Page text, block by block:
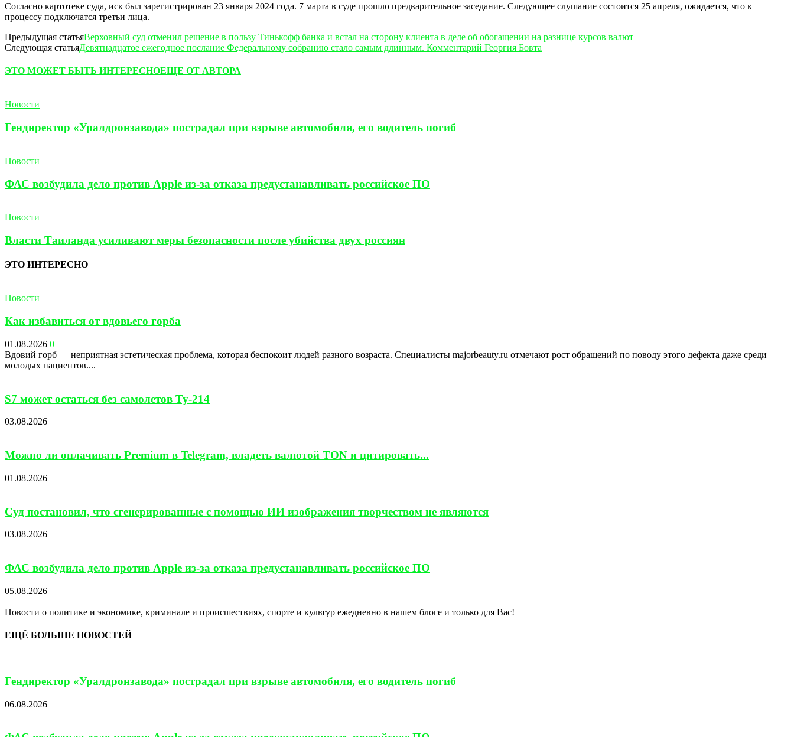
Согласно картотеке суда, иск был зарегистрирован 23 января 2024 года. 7 марта в суде прошло предварительное заседание. Следующее слушание состоится 25 апреля, ожидается, что к
процессу подключатся третьи лица.
Предыдущая статьяВерховный суд отменил решение в пользу Тинькофф банка и встал на сторону клиента в деле об обогащении на разнице курсов валют
Следующая статьяДевятнадцатое ежегодное послание Федеральному собранию стало самым длинным. Комментарий Георгия Бовта
ЭТО МОЖЕТ БЫТЬ ИНТЕРЕСНОЕЩЕ ОТ АВТОРА
Новости
Гендиректор «Уралдронзавода» пострадал при взрыве автомобиля, его водитель погиб
Новости
ФАС возбудила дело против Apple из-за отказа предустанавливать российское ПО
Новости
Власти Таиланда усиливают меры безопасности после убийства двух россиян
ЭТО ИНТЕРЕСНО
Новости
Как избавиться от вдовьего горба
01.08.2026 0
Вдовий горб — неприятная эстетическая проблема, которая беспокоит людей разного возраста. Специалисты majorbeauty.ru отмечают рост обращений по поводу этого дефекта даже среди
молодых пациентов....
S7 может остаться без самолетов Ту-214
03.08.2026
Можно ли оплачивать Premium в Telegram, владеть валютой TON и цитировать...
01.08.2026
Суд постановил, что сгенерированные с помощью ИИ изображения творчеством не являются
03.08.2026
ФАС возбудила дело против Apple из-за отказа предустанавливать российское ПО
05.08.2026
Новости о политике и экономике, криминале и происшествиях, спорте и культур ежедневно в нашем блоге и только для Вас!
ЕЩЁ БОЛЬШЕ НОВОСТЕЙ
Гендиректор «Уралдронзавода» пострадал при взрыве автомобиля, его водитель погиб
06.08.2026